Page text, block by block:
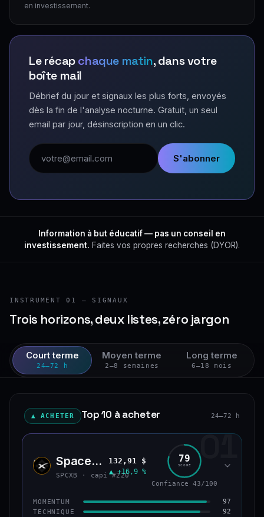
en investissement.
Le récapchaque matin, dans votre
boîte mail
Débrief du jour et signaux les plus forts, envoyés
dès la fin de l'analyse nocturne. Gratuit, un seul
email par jour, désinscription en un clic.
Adresse email
S'abonner
Information à but éducatif — pas un conseil en
investissement. Faites vos propres recherches (DYOR).
INSTRUMENT 01 — SIGNAUX
Trois horizons, deux listes, zéro jargon
Court terme
24–72 h
Moyen terme
2–8 semaines
Long terme
6–18 mois
▲ ACHETER Top 10 à acheter 24–72 h
01
SPCX SpaceX (bStocks Tokenized Stock)
SPCXB · capi #220
132,91 $
▲ +16,9 %
79
SCORE
Confiance 43/100
MOMENTUM 97
TECHNIQUE 92